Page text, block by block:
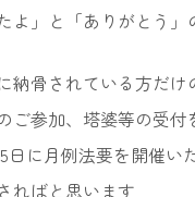
」と「ありがとう」
納骨されている方だ
ご参加、塔婆等の受付
日に月例法要を開催
ればと思います